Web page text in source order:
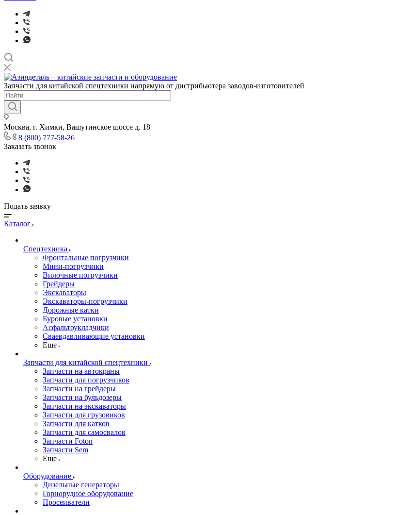
Запчасти для китайской спецтехники напрямую от дистрибьютера заводов-изготовителей
Москва, г. Химки, Вашутинское шоссе д. 18
8 (800) 777-58-26
Заказать звонок
Подать заявку
Каталог
Спецтехника
Фронтальные погрузчики
Мини-погрузчики
Вилочные погрузчики
Грейдеры
Экскаваторы
Экскаваторы-погрузчики
Дорожные катки
Буровые установки
Асфальтоукладчики
Сваевдавливающие установки
Еще
Запчасти для китайской спецтехники
Запчасти на автокраны
Запчасти для погрузчиков
Запчасти на грейдеры
Запчасти на бульдозеры
Запчасти на экскаваторы
Запчасти для грузовиков
Запчасти для катков
Запчасти для самосвалов
Запчасти Foton
Запчасти Sem
Еще
Оборудование
Дизельные генераторы
Горнорудное оборудование
Просеиватели